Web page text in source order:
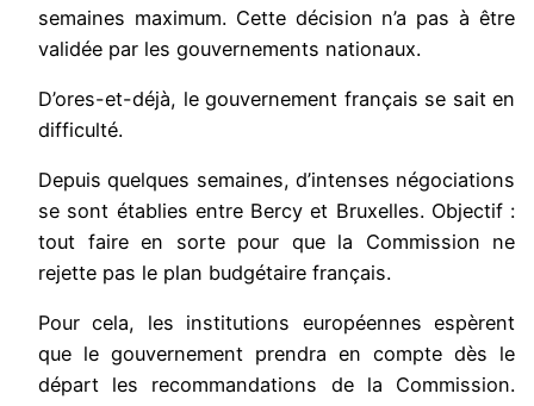
semaines maximum. Cette décision n’a pas à être
validée par les gouvernements nationaux.
D’ores-et-déjà, le gouvernement français se sait en
difficulté.
Depuis quelques semaines, d’intenses négociations
se sont établies entre Bercy et Bruxelles. Objectif :
tout faire en sorte pour que la Commission ne
rejette pas le plan budgétaire français.
Pour cela, les institutions européennes espèrent
que le gouvernement prendra en compte dès le
départ les recommandations de la Commission.